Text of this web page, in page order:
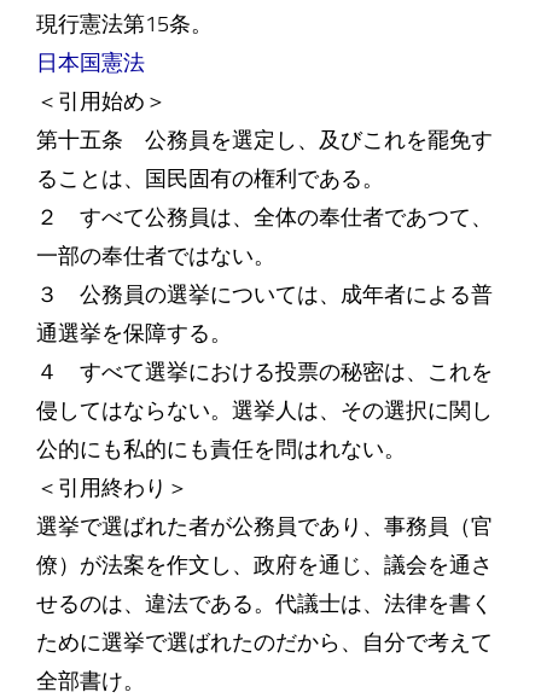
現行憲法第15条。
日本国憲法
＜引用始め＞
第十五条 公務員を選定し、及びこれを罷免す
ることは、国民固有の権利である。
２ すべて公務員は、全体の奉仕者であつて、
一部の奉仕者ではない。
３ 公務員の選挙については、成年者による普
通選挙を保障する。
４ すべて選挙における投票の秘密は、これを
侵してはならない。選挙人は、その選択に関し
公的にも私的にも責任を問はれない。
＜引用終わり＞
選挙で選ばれた者が公務員であり、事務員（官
僚）が法案を作文し、政府を通じ、議会を通さ
せるのは、違法である。代議士は、法律を書く
ために選挙で選ばれたのだから、自分で考えて
全部書け。